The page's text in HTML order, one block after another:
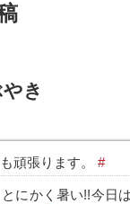
き
頑張ります。 #
にかく暑い!!今日